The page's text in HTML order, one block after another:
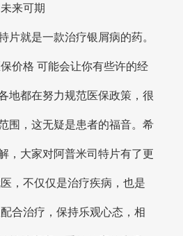
来可期
片就是一款治疗银屑病的药。
价格 可能会让你有些许的经
地都在努力规范医保政策，很
围，这无疑是患者的福音。希
，大家对阿普米司特片有了更
，不仅仅是治疗疾病，也是
合治疗，保持乐观心态，相